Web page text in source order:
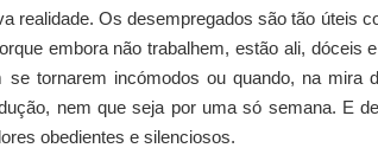
realidade. Os desempregados são tão úteis
embora não trabalhem, estão ali, dóceis
se tornarem incómodos ou quando, na
nem que seja por uma só semana. E
obedientes e silenciosos.